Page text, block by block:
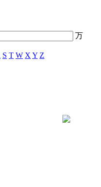
万
S T W X Y Z